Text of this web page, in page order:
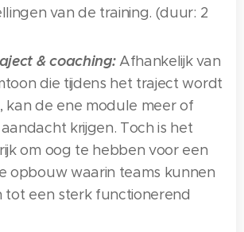
van de training. (duur: 2
& coaching: Afhankelijk van
die tijdens het traject wordt
kan de ene module meer of
krijgen. Toch is het
om oog te hebben voor een
opbouw waarin teams kunnen
tot een sterk functionerend